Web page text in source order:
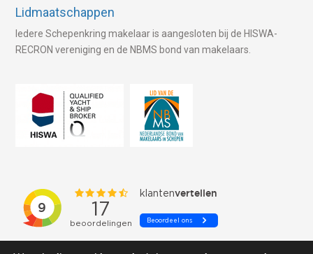
Lidmaatschappen
Iedere Schepenkring makelaar is aangesloten bij de HISWA-
RECRON vereniging en de NBMS bond van makelaars.